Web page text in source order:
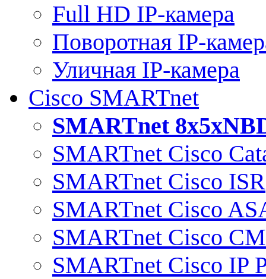
Full HD IP-камера
Поворотная IP-
Уличная IP-камера
Cisco SMARTnet
SMARTnet
SMARTnet Cisco
SMARTnet Cisco ISR
SMARTnet Cisco
SMARTnet Cisco
SMARTnet Cisco IP